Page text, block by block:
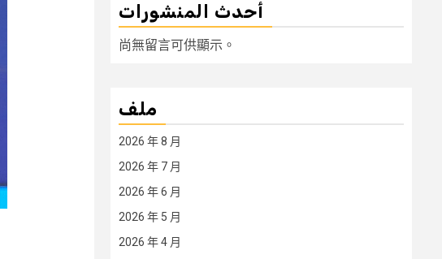
أحدث المنشورات
尚無留言可供顯示。
ملف
2026 年 8 月
2026 年 7 月
2026 年 6 月
2026 年 5 月
2026 年 4 月